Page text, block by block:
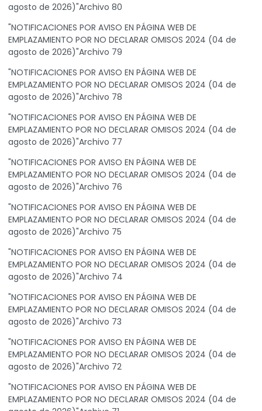
agosto de 2026)"Archivo 80
"NOTIFICACIONES POR AVISO EN PÁGINA WEB DE
EMPLAZAMIENTO POR NO DECLARAR OMISOS 2024 (04 de
agosto de 2026)"Archivo 79
"NOTIFICACIONES POR AVISO EN PÁGINA WEB DE
EMPLAZAMIENTO POR NO DECLARAR OMISOS 2024 (04 de
agosto de 2026)"Archivo 78
"NOTIFICACIONES POR AVISO EN PÁGINA WEB DE
EMPLAZAMIENTO POR NO DECLARAR OMISOS 2024 (04 de
agosto de 2026)"Archivo 77
"NOTIFICACIONES POR AVISO EN PÁGINA WEB DE
EMPLAZAMIENTO POR NO DECLARAR OMISOS 2024 (04 de
agosto de 2026)"Archivo 76
"NOTIFICACIONES POR AVISO EN PÁGINA WEB DE
EMPLAZAMIENTO POR NO DECLARAR OMISOS 2024 (04 de
agosto de 2026)"Archivo 75
"NOTIFICACIONES POR AVISO EN PÁGINA WEB DE
EMPLAZAMIENTO POR NO DECLARAR OMISOS 2024 (04 de
agosto de 2026)"Archivo 74
"NOTIFICACIONES POR AVISO EN PÁGINA WEB DE
EMPLAZAMIENTO POR NO DECLARAR OMISOS 2024 (04 de
agosto de 2026)"Archivo 73
"NOTIFICACIONES POR AVISO EN PÁGINA WEB DE
EMPLAZAMIENTO POR NO DECLARAR OMISOS 2024 (04 de
agosto de 2026)"Archivo 72
"NOTIFICACIONES POR AVISO EN PÁGINA WEB DE
EMPLAZAMIENTO POR NO DECLARAR OMISOS 2024 (04 de